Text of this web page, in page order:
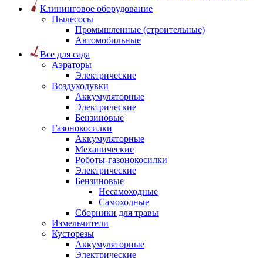
Клининговое оборудование
Пылесосы
Промышленные (строительные)
Автомобильные
Все для сада
Аэраторы
Электрические
Воздуходувки
Аккумуляторные
Электрические
Бензиновые
Газонокосилки
Аккумуляторные
Механические
Роботы-газонокосилки
Электрические
Бензиновые
Несамоходные
Самоходные
Сборники для травы
Измельчители
Кусторезы
Аккумуляторные
Электрические